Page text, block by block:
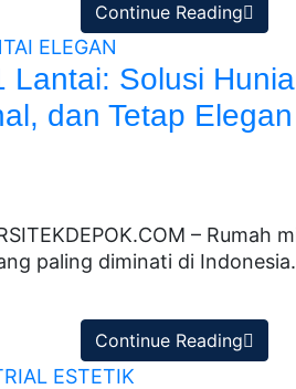
Continue Reading
Lantai: Solusi
dan Tetap Elegan
– Rumah
paling diminati di
Continue Reading